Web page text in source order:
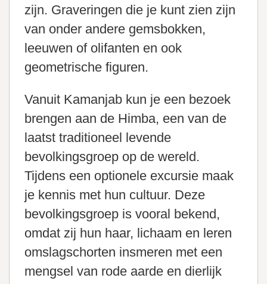
zijn. Graveringen die je kunt zien zijn
van onder andere gemsbokken,
leeuwen of olifanten en ook
geometrische figuren.
Vanuit Kamanjab kun je een bezoek
brengen aan de Himba, een van de
laatst traditioneel levende
bevolkingsgroep op de wereld.
Tijdens een optionele excursie maak
je kennis met hun cultuur. Deze
bevolkingsgroep is vooral bekend,
omdat zij hun haar, lichaam en leren
omslagschorten insmeren met een
mengsel van rode aarde en dierlijk